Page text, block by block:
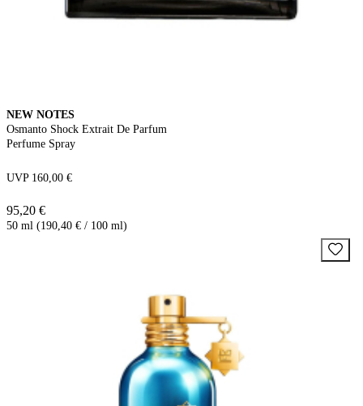
NEW NOTES
Osmanto Shock Extrait De Parfum
Perfume Spray
UVP 160,00 €
95,20 €
50 ml (190,40 € / 100 ml)